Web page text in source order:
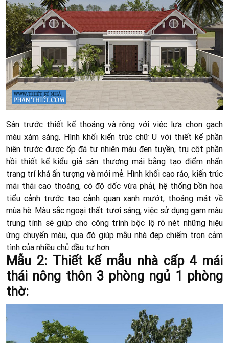
Sân trước thiết kế thoáng và rộng với việc lựa chọn gạch
màu xám sáng. Hình khối kiến trúc chữ U với thiết kế phần
hiên trước được ốp đá tự nhiên màu đen tuyền, trụ cột phần
hồi thiết kế kiểu giả sân thượng mái bằng tạo điểm nhấn
trang trí khá ấn tượng và mới mẻ. Hình khối cao ráo, kiến trúc
mái thái cao thoáng, có độ dốc vừa phải, hệ thống bồn hoa
tiểu cảnh trước tạo cảnh quan xanh mướt, thoáng mát về
mùa hè. Màu sắc ngoại thất tươi sáng, việc sử dụng gam màu
trung tính sẽ giúp cho công trình bộc lộ rõ nét những hiệu
ứng chuyển màu, qua đó giúp mẫu nhà đẹp chiếm trọn cảm
tình của nhiều chủ đầu tư hơn.
Mẫu 2: Thiết kế mẫu nhà cấp 4 mái
thái nông thôn 3 phòng ngủ 1 phòng
thờ: